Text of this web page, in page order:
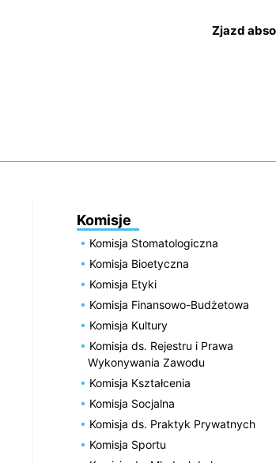
Zjazd
Komisje
Komisja Stomatologiczna
Komisja Bioetyczna
Komisja Etyki
Komisja Finansowo-Budżetowa
Komisja Kultury
Komisja ds. Rejestru i Prawa
Wykonywania Zawodu
Komisja Kształcenia
Komisja Socjalna
Komisja ds. Praktyk Prywatnych
Komisja Sportu